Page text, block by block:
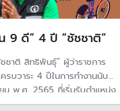
9 ดี” 4 ปี “ชัชชาติ”
ราชการ
รบวาระ 4 ปีในการทำงานนับ
น พ.ศ. 2565 ที่เริ่มรับตำแหน่ง
นโยบายเส้นเลือดฝอย 9 ด้าน